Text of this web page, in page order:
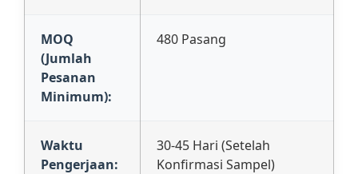
MOQ
(Jumlah
Pesanan
Minimum):
480 Pasang
Waktu
Pengerjaan:
30-45 Hari (Setelah
Konfirmasi Sampel)